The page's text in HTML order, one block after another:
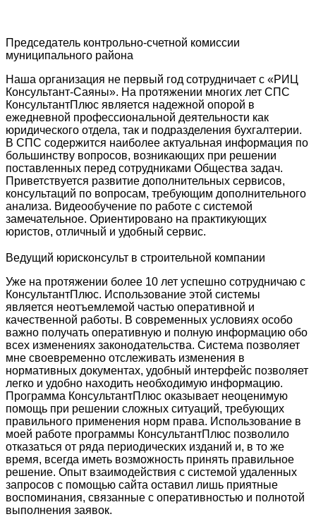
Председатель контрольно-счетной комиссии
муниципального района
Наша организация не первый год сотрудничает с «РИЦ
Консультант-Саяны». На протяжении многих лет СПС
КонсультантПлюс является надежной опорой в
ежедневной профессиональной деятельности как
юридического отдела, так и подразделения бухгалтерии.
В СПС содержится наиболее актуальная информация по
большинству вопросов, возникающих при решении
поставленных перед сотрудниками Общества задач.
Приветствуется развитие дополнительных сервисов,
консультаций по вопросам, требующим дополнительного
анализа. Видеообучение по работе с системой
замечательное. Ориентировано на практикующих
юристов, отличный и удобный сервис.
Ведущий юрисконсульт в строительной компании
Уже на протяжении более 10 лет успешно сотрудничаю с
КонсультантПлюс. Использование этой системы
является неотъемлемой частью оперативной и
качественной работы. В современных условиях особо
важно получать оперативную и полную информацию обо
всех изменениях законодательства. Система позволяет
мне своевременно отслеживать изменения в
нормативных документах, удобный интерфейс позволяет
легко и удобно находить необходимую информацию.
Программа КонсультантПлюс оказывает неоценимую
помощь при решении сложных ситуаций, требующих
правильного применения норм права. Использование в
моей работе программы КонсультантПлюс позволило
отказаться от ряда периодических изданий и, в то же
время, всегда иметь возможность принять правильное
решение. Опыт взаимодействия с системой удаленных
запросов с помощью сайта оставил лишь приятные
воспоминания, связанные с оперативностью и полнотой
выполнения заявок.